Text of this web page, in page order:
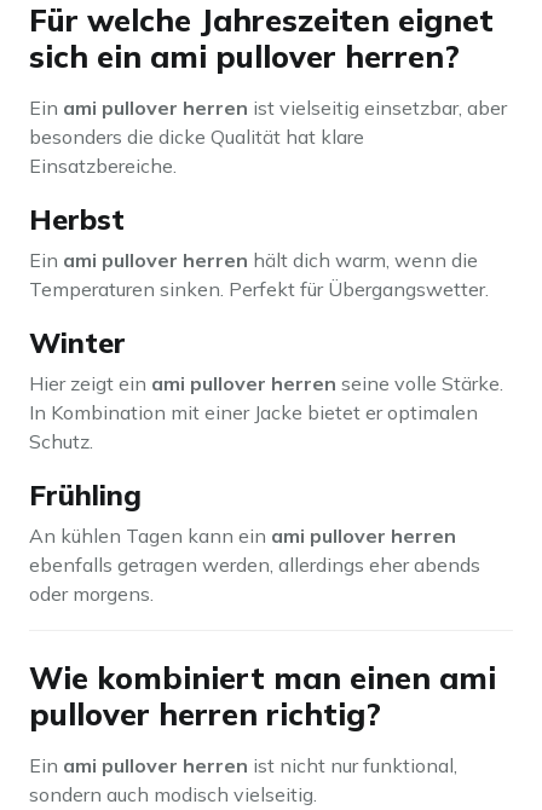
Für welche Jahreszeiten eignet
sich ein ami pullover herren?
Ein ami pullover herren ist vielseitig einsetzbar, aber
besonders die dicke Qualität hat klare
Einsatzbereiche.
Herbst
Ein ami pullover herren hält dich warm, wenn die
Temperaturen sinken. Perfekt für Übergangswetter.
Winter
Hier zeigt ein ami pullover herren seine volle Stärke.
In Kombination mit einer Jacke bietet er optimalen
Schutz.
Frühling
An kühlen Tagen kann ein ami pullover herren
ebenfalls getragen werden, allerdings eher abends
oder morgens.
Wie kombiniert man einen ami
pullover herren richtig?
Ein ami pullover herren ist nicht nur funktional,
sondern auch modisch vielseitig.